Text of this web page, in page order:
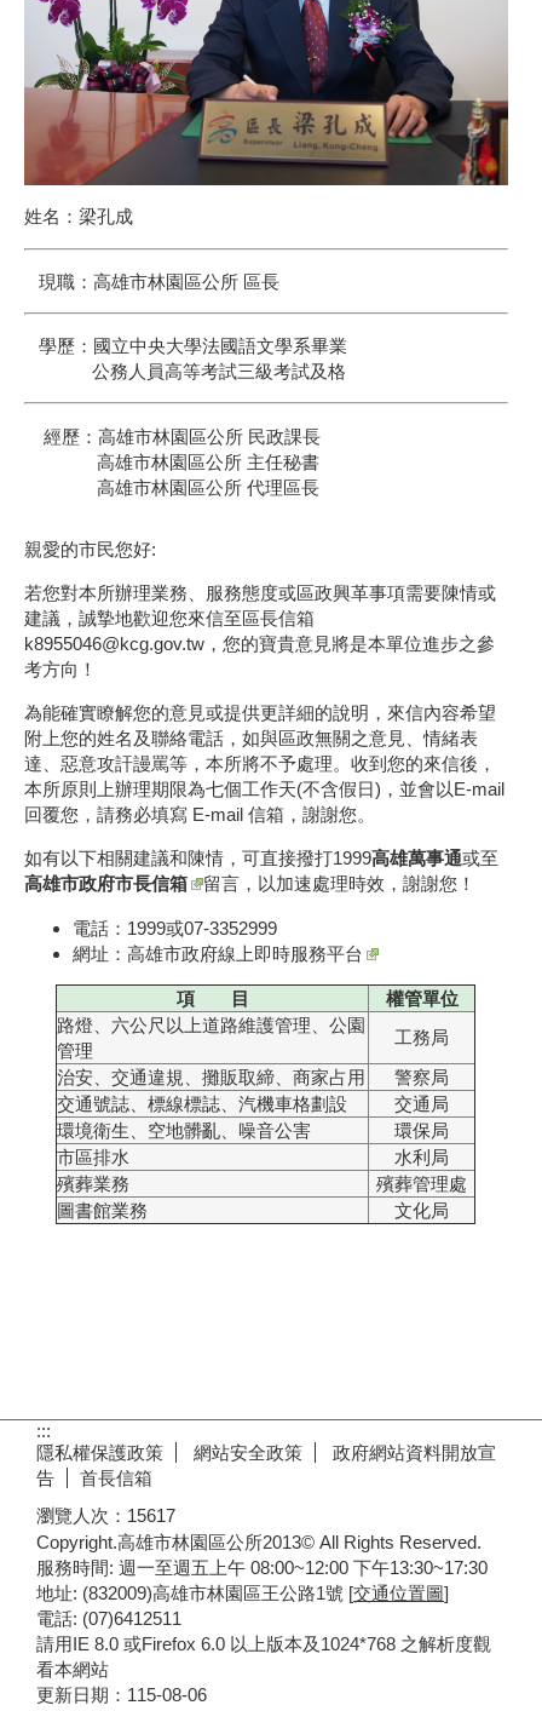
姓名：梁孔成
現職：高雄市林園區公所 區長
學歷：國立中央大學法國語文學系畢業
公務人員高等考試三級考試及格
經歷：高雄市林園區公所 民政課長
高雄市林園區公所 主任秘書
高雄市林園區公所 代理區長
親愛的市民您好:
若您對本所辦理業務、服務態度或區政興革事項需要陳情或
建議，誠摯地歡迎您來信至區長信箱
k8955046@kcg.gov.tw，您的寶貴意見將是本單位進步之參
考方向！
為能確實瞭解您的意見或提供更詳細的說明，來信內容希望
附上您的姓名及聯絡電話，如與區政無關之意見、情緒表
達、惡意攻訐謾罵等，本所將不予處理。收到您的來信後，
本所原則上辦理期限為七個工作天(不含假日)，並會以E-mail
回覆您，請務必填寫 E-mail 信箱，謝謝您。
如有以下相關建議和陳情，可直接撥打1999高雄萬事通或至
高雄市政府市長信箱
留言，以加速處理時效，謝謝您！
電話：1999或07-3352999
網址： 高雄市政府線上即時服務平台
項 目
權管單位
路燈、六公尺以上道路維護管理、公園
管理
工務局
治安、交通違規、攤販取締、商家占用
警察局
交通號誌、標線標誌、汽機車格劃設
交通局
環境衛生、空地髒亂、噪音公害
環保局
市區排水
水利局
殯葬業務
殯葬管理處
圖書館業務
文化局
:::
隱私權保護政策
網站安全政策
政府網站資料開放宣
告
首長信箱
瀏覽人次： 15617
Copyright.高雄市林園區公所2013© All Rights Reserved.
服務時間: 週一至週五上午 08:00~12:00 下午13:30~17:30
地址: (832009)高雄市林園區王公路1號 [交通位置圖]
電話: (07)6412511
請用IE 8.0 或Firefox 6.0 以上版本及1024*768 之解析度觀
看本網站
更新日期： 115-08-06